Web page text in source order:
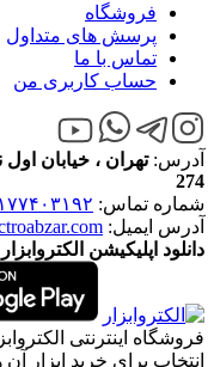
فروشگاه
پرسش های متداول
تماس با ما
حساب کاربری من
آدرس:تهران ، خیابان
274
شماره تماس:
آدرس ایمیل:
دانلود اپلیکیشن
فروشگاه اینترنتی
انتخاب برای خرید ابزار